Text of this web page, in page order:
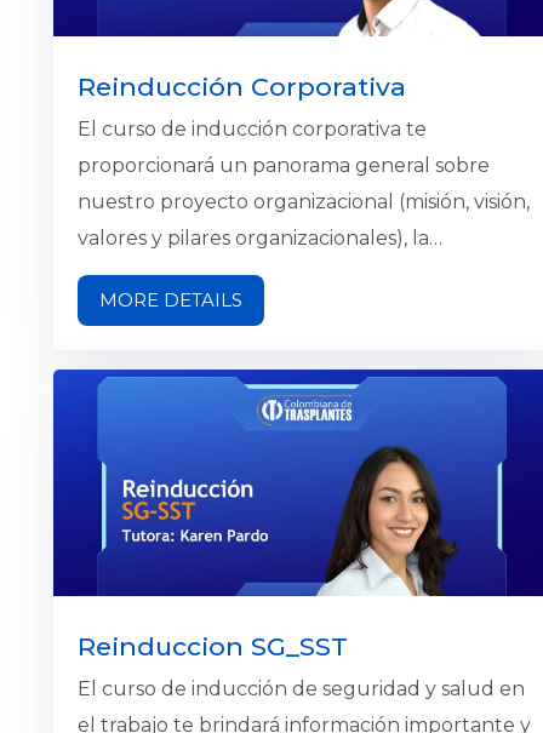
Reinducción Corporativa
El curso de inducción corporativa te
proporcionará un panorama general sobre
nuestro proyecto organizacional (misión, visión,
valores y pilares organizacionales), la
estructura de la compañía, nuestra gestión
estratégica, la forma en la que dividimos las
diferentes procesos que debes conocer para
hacer una inmersión en Colombiana de
Trasplantes. El objetivo final es apoyar el
aprendizaje de tus funciones y aportar al
proceso de adaptación a la compañía.
MORE DETAILS
Reinduccion SG_SST
El curso de inducción de seguridad y salud en
el trabajo te brindará información importante y